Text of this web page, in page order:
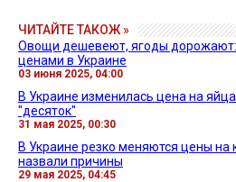
ЧИТАЙТЕ ТАКОЖ »
Овощи дешевеют, ягоды дорожают:
ценами в Украине
03 июня 2025, 04:00
В Украине изменилась цена на
"десяток"
31 мая 2025, 00:30
В Украине резко меняются цены на
назвали причины
29 мая 2025, 04:45